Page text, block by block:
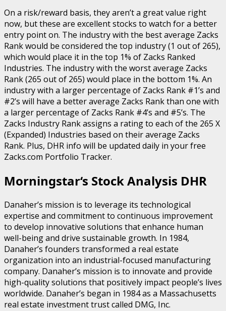
On a risk/reward basis, they aren’t a great value right
now, but these are excellent stocks to watch for a better
entry point on. The industry with the best average Zacks
Rank would be considered the top industry (1 out of 265),
which would place it in the top 1% of Zacks Ranked
Industries. The industry with the worst average Zacks
Rank (265 out of 265) would place in the bottom 1%. An
industry with a larger percentage of Zacks Rank #1’s and
#2’s will have a better average Zacks Rank than one with
a larger percentage of Zacks Rank #4’s and #5’s. The
Zacks Industry Rank assigns a rating to each of the 265 X
(Expanded) Industries based on their average Zacks
Rank. Plus, DHR info will be updated daily in your free
Zacks.com Portfolio Tracker.
Morningstar‘s Stock Analysis DHR
Danaher’s mission is to leverage its technological
expertise and commitment to continuous improvement
to develop innovative solutions that enhance human
well-being and drive sustainable growth. In 1984,
Danaher’s founders transformed a real estate
organization into an industrial-focused manufacturing
company. Danaher’s mission is to innovate and provide
high-quality solutions that positively impact people’s lives
worldwide. Danaher’s began in 1984 as a Massachusetts
real estate investment trust called DMG, Inc.